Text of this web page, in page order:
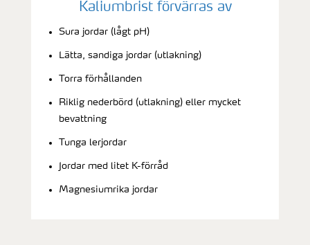
Kaliumbrist förvärras av
Sura jordar (lågt pH)
Lätta, sandiga jordar (utlakning)
Torra förhållanden
Riklig nederbörd (utlakning) eller mycket
bevattning
Tunga lerjordar
Jordar med litet K-förråd
Magnesiumrika jordar